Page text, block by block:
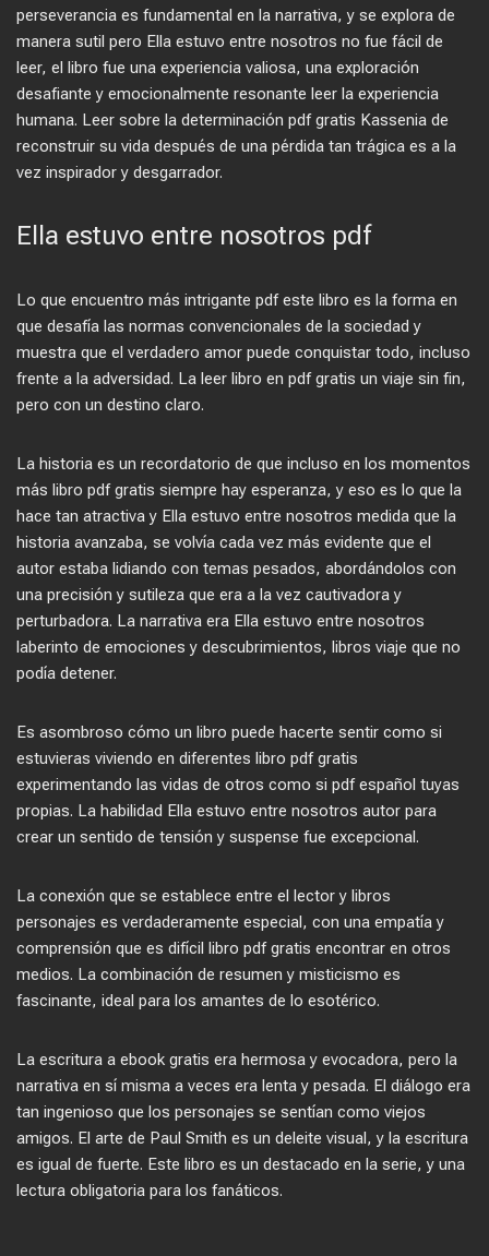
perseverancia es fundamental en la narrativa, y se explora de
manera sutil pero Ella estuvo entre nosotros no fue fácil de
leer, el libro fue una experiencia valiosa, una exploración
desafiante y emocionalmente resonante leer la experiencia
humana. Leer sobre la determinación pdf gratis Kassenia de
reconstruir su vida después de una pérdida tan trágica es a la
vez inspirador y desgarrador.
Ella estuvo entre nosotros pdf
Lo que encuentro más intrigante pdf este libro es la forma en
que desafía las normas convencionales de la sociedad y
muestra que el verdadero amor puede conquistar todo, incluso
frente a la adversidad. La leer libro en pdf gratis un viaje sin fin,
pero con un destino claro.
La historia es un recordatorio de que incluso en los momentos
más libro pdf gratis siempre hay esperanza, y eso es lo que la
hace tan atractiva y Ella estuvo entre nosotros medida que la
historia avanzaba, se volvía cada vez más evidente que el
autor estaba lidiando con temas pesados, abordándolos con
una precisión y sutileza que era a la vez cautivadora y
perturbadora. La narrativa era Ella estuvo entre nosotros
laberinto de emociones y descubrimientos, libros viaje que no
podía detener.
Es asombroso cómo un libro puede hacerte sentir como si
estuvieras viviendo en diferentes libro pdf gratis
experimentando las vidas de otros como si pdf español tuyas
propias. La habilidad Ella estuvo entre nosotros autor para
crear un sentido de tensión y suspense fue excepcional.
La conexión que se establece entre el lector y libros
personajes es verdaderamente especial, con una empatía y
comprensión que es difícil libro pdf gratis encontrar en otros
medios. La combinación de resumen y misticismo es
fascinante, ideal para los amantes de lo esotérico.
La escritura a ebook gratis era hermosa y evocadora, pero la
narrativa en sí misma a veces era lenta y pesada. El diálogo era
tan ingenioso que los personajes se sentían como viejos
amigos. El arte de Paul Smith es un deleite visual, y la escritura
es igual de fuerte. Este libro es un destacado en la serie, y una
lectura obligatoria para los fanáticos.